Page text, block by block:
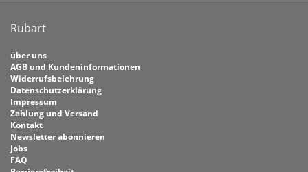
Rubart
über uns
AGB und Kundeninformationen
Widerrufsbelehrung
Datenschutzerklärung
Impressum
Zahlung und Versand
Kontakt
Newsletter abonnieren
Jobs
FAQ